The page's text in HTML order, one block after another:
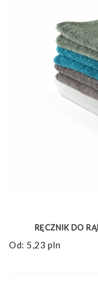
RĘCZNIK DO
Od: 5,23 pln